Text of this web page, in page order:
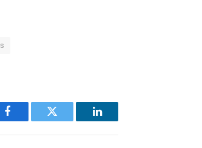
Facebook Twitter LinkedIn